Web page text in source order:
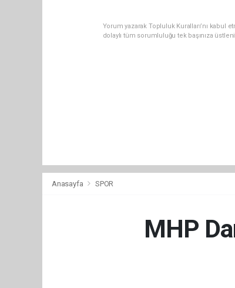
Yorum yazarak Topluluk Kuralları’nı kabul
dolaylı tüm sorumluluğu tek başınıza
Anasayfa SPOR
MHP